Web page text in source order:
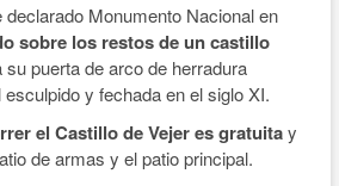
declarado Monumento Nacional en
sobre los restos de un castillo
puerta de arco de herradura
y fechada en el siglo XI.
el Castillo de Vejer es gratuitay
de armas y el patio principal.